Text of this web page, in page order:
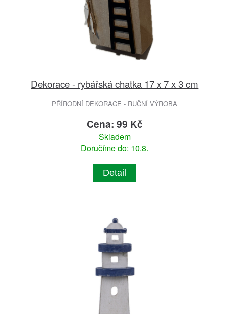
Dekorace - rybářská chatka 17 x 7 x 3 cm
PŘÍRODNÍ DEKORACE - RUČNÍ VÝROBA
Cena: 99 Kč
Skladem
Doručíme do: 10.8.
Detail